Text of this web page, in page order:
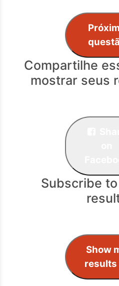
Compartilhe
mostrar seus
Subscribe
Show